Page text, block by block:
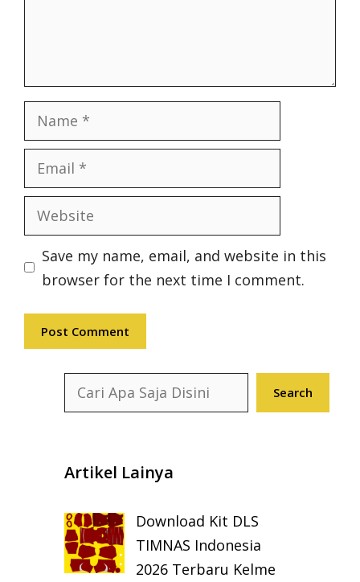
Name
Email
Website
Save my name, email, and website in this
browser for the next time I comment.
Search Search
Artikel Lainya
Download Kit DLS
TIMNAS Indonesia
2026 Terbaru Kelme